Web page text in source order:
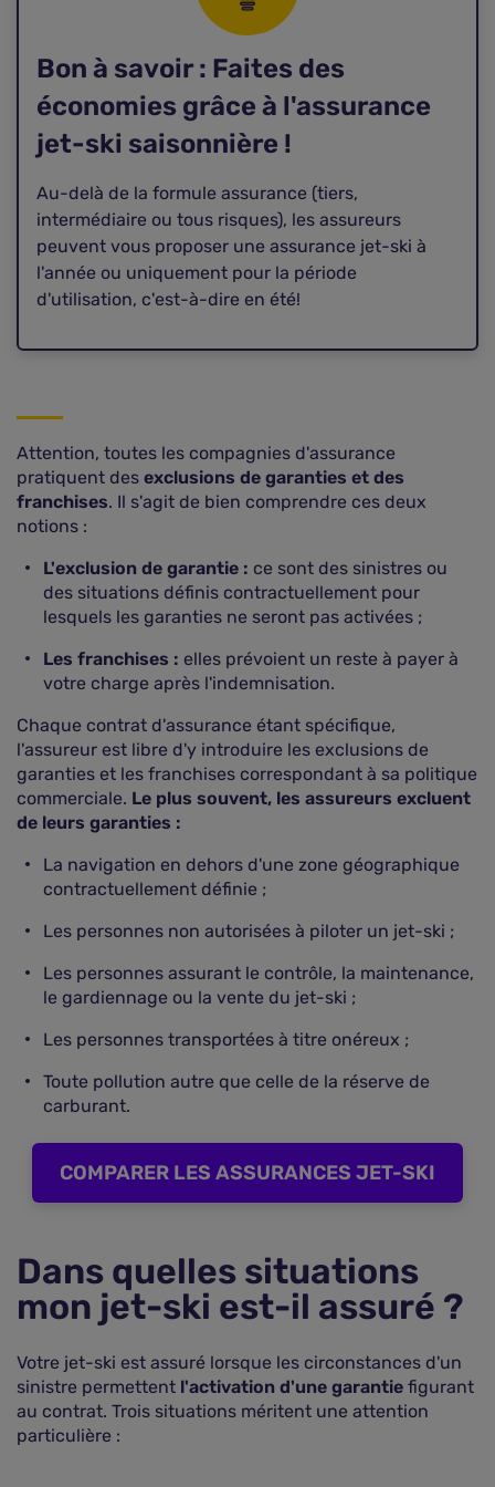
Bon à savoir : Faites des
économies grâce à l'assurance
jet-ski saisonnière !
Au-delà de la formule assurance (tiers,
intermédiaire ou tous risques), les assureurs
peuvent vous proposer une assurance jet-ski à
l'année ou uniquement pour la période
d'utilisation, c'est-à-dire en été!
Attention, toutes les compagnies d'assurance
pratiquent des exclusions de garanties et des
franchises. Il s'agit de bien comprendre ces deux
notions :
L'exclusion de garantie : ce sont des sinistres ou
des situations définis contractuellement pour
lesquels les garanties ne seront pas activées ;
Les franchises : elles prévoient un reste à payer à
votre charge après l'indemnisation.
Chaque contrat d'assurance étant spécifique,
l'assureur est libre d'y introduire les exclusions de
garanties et les franchises correspondant à sa politique
commerciale. Le plus souvent, les assureurs excluent
de leurs garanties :
La navigation en dehors d'une zone géographique
contractuellement définie ;
Les personnes non autorisées à piloter un jet-ski ;
Les personnes assurant le contrôle, la maintenance,
le gardiennage ou la vente du jet-ski ;
Les personnes transportées à titre onéreux ;
Toute pollution autre que celle de la réserve de
carburant.
COMPARER LES ASSURANCES JET-SKI
Dans quelles situations
mon jet-ski est-il assuré ?
Votre jet-ski est assuré lorsque les circonstances d'un
sinistre permettent l'activation d'une garantie figurant
au contrat. Trois situations méritent une attention
particulière :